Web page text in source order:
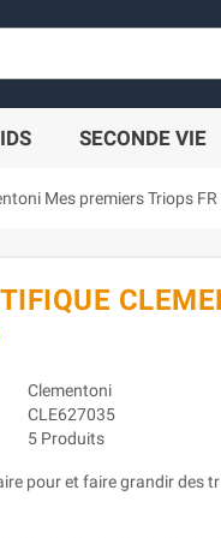
SECONDE VIE
Mes premiers Triops FR
Clementoni
CLE627035
5 Produits
pour et faire grandir des